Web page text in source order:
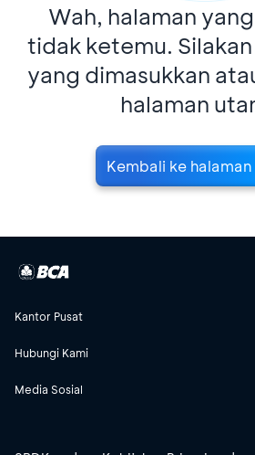
Wah, halaman
tidak ketemu. Silakan
yang dimasukkan
halaman
Kembali ke
Kantor Pusat
Hubungi Kami
Media Sosial